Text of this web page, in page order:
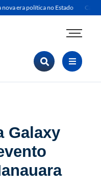
nova era política no Estado
Galaxy